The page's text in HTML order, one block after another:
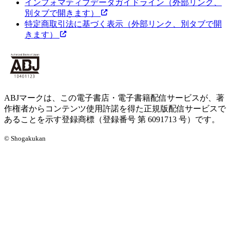
インフォマティブデータガイドライン （外部リンク、
別タブで開きます）
特定商取引法に基づく表示 （外部リンク、別タブで開
きます）
ABJマークは、この電子書店・電子書籍配信サービスが、著
作権者からコンテンツ使用許諾を得た正規版配信サービスで
あることを示す登録商標（登録番号 第 6091713 号）です。
© Shogakukan